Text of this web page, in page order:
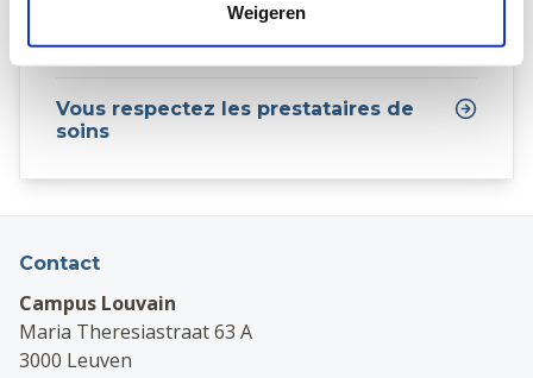
Weigeren
Vous traitez l'infrastructure et le
matériel avec soin
Vous respectez les prestataires de
soins
Contact
Campus Louvain
Maria Theresiastraat 63 A
3000 Leuven